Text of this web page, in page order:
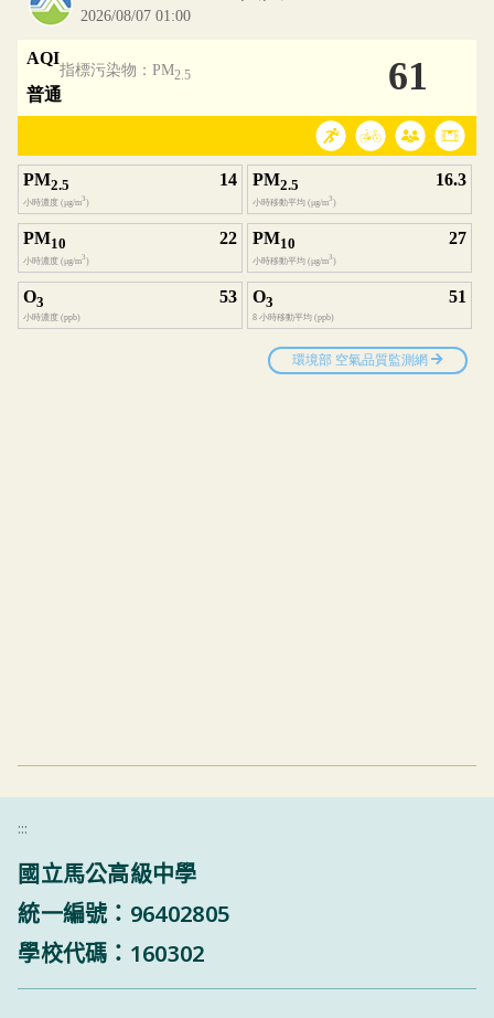
:::
國立馬公高級中學
統一編號：96402805
學校代碼：160302